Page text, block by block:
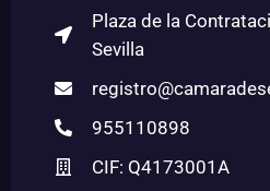
Plaza de la
Sevilla
955110898
CIF: Q4173001A